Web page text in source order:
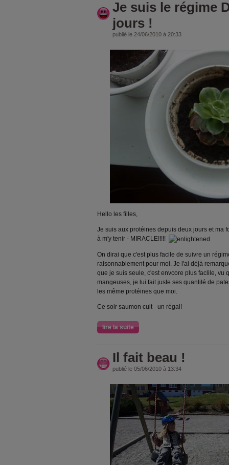
Je suis le régime
jours !
publié le 24/06/2010 à 20:33
Hello les filles,
Je suis aux protéines depuis deux jours et ma
à m'y tenir - MIRACLE!!!!!
On dirai que c'est plus facile de suivre un
raisonnablement pour moi. Je l'ai déjà
que je suis seule, c'est envcore plus faclile, vu
mangeuses, je lui fait juste ses quantité de
les même protéines que moi.
Ce soir saumon cuit - un régal!
lire la suite
Il fait beau !
publié le 05/06/2010 à 13:34